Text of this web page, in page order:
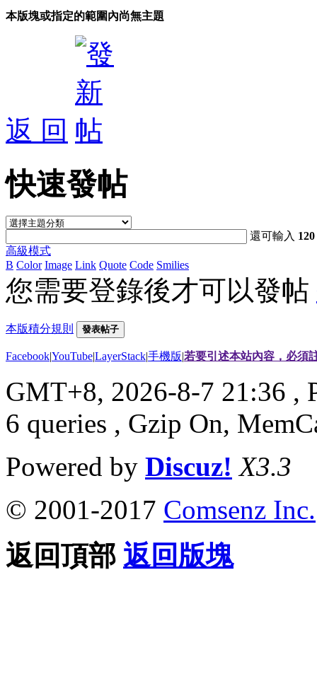
本版塊或指定的範圍內尚無主題
返 回
快速發帖
還可輸入 120
高級模式
B Color Image Link Quote Code Smilies
您需要登錄後才可以發帖
本版積分規則 發表帖子
Facebook|YouTube|LayerStack|手機版|若要引述本站內容，必須
GMT+8, 2026-8-7 21:36 ,
6 queries , Gzip On,
Powered by Discuz! X3.3
© 2001-2017 Comsenz Inc.
返回頂部 返回版塊